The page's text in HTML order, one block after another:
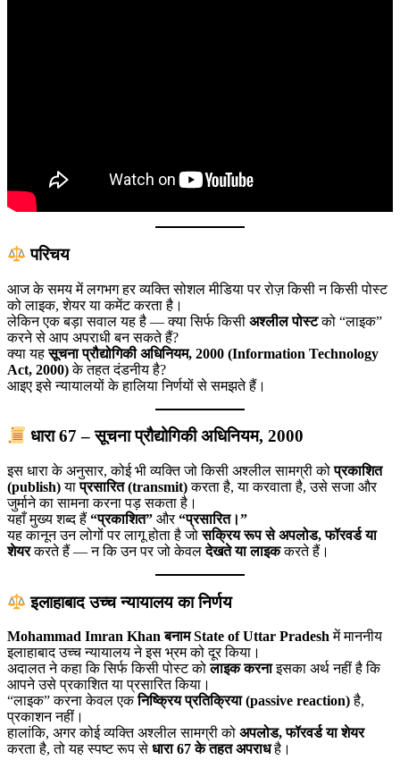
परिचय
आज के समय में लगभग हर व्यक्ति सोशल मीडिया पर रोज़ किसी न किसी पोस्ट
को लाइक, शेयर या कमेंट करता है।
लेकिन एक बड़ा सवाल यह है — क्या सिर्फ किसी अश्लील पोस्टको “लाइक”
करने से आप अपराधी बन सकते हैं?
क्या यहसूचना प्रौद्योगिकी अधिनियम, 2000 (Information Technology
Act, 2000)के तहत दंडनीय है?
आइए इसे न्यायालयों के हालिया निर्णयों से समझते हैं।
धारा 67 – सूचना प्रौद्योगिकी अधिनियम, 2000
इस धारा के अनुसार, कोई भी व्यक्ति जो किसी अश्लील सामग्री कोप्रकाशित
(publish)याप्रसारित (transmit)करता है, या करवाता है, उसे सजा और
जुर्माने का सामना करना पड़ सकता है।
यहाँ मुख्य शब्द हैं “प्रकाशित” और“प्रसारित।”
यह कानून उन लोगों पर लागू होता है जोसक्रिय रूप से अपलोड, फॉरवर्ड या
शेयरकरते हैं — न कि उन पर जो केवलदेखते या लाइककरते हैं।
इलाहाबाद उच्च न्यायालय का निर्णय
Mohammad Imran Khan बनाम State of Uttar Pradeshमें माननीय
इलाहाबाद उच्च न्यायालय ने इस भ्रम को दूर किया।
अदालत ने कहा कि सिर्फ किसी पोस्ट कोलाइक करनाइसका अर्थ नहीं है कि
आपने उसे प्रकाशित या प्रसारित किया।
“लाइक” करना केवल एकनिष्क्रिय प्रतिक्रिया (passive reaction)है,
प्रकाशन नहीं।
हालांकि, अगर कोई व्यक्ति अश्लील सामग्री को अपलोड, फॉरवर्ड या शेयर
करता है, तो यह स्पष्ट रूप से धारा 67 के तहत अपराधहै।